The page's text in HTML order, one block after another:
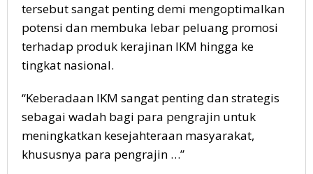
tersebut sangat penting demi mengoptimalkan
potensi dan membuka lebar peluang promosi
terhadap produk kerajinan IKM hingga ke
tingkat nasional.
“Keberadaan IKM sangat penting dan strategis
sebagai wadah bagi para pengrajin untuk
meningkatkan kesejahteraan masyarakat,
khususnya para pengrajin …”